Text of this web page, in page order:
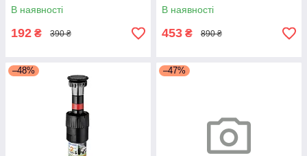
В наявності
192 ₴ 390 ₴
В наявності
453 ₴ 890 ₴
–48% –47%